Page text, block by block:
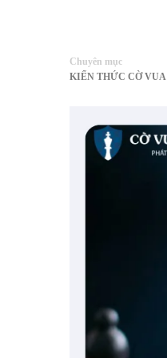
Chuyên mục
KIẾN THỨC CỜ VUA